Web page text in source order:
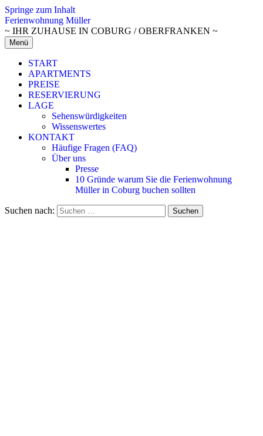
Springe zum Inhalt
Ferienwohnung Müller
~ IHR ZUHAUSE IN COBURG / OBERFRANKEN ~
Menü
START
APARTMENTS
PREISE
RESERVIERUNG
LAGE
Sehenswürdigkeiten
Wissenswertes
KONTAKT
Häufige Fragen (FAQ)
Über uns
Presse
10 Gründe warum Sie die Ferienwohnung
Müller in Coburg buchen sollten
Suchen nach: